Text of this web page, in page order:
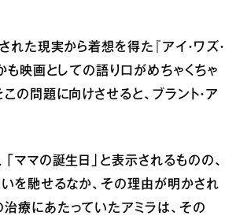
た現実から着想を得た『アイ・ワズ・
も映画としての語り口がめちゃくちゃ
の問題に向けさせると、ブラント・ア
ママの誕生日」と表示されるものの、
を馳せるなか、その理由が明かされ
療にあたっていたアミラは、その